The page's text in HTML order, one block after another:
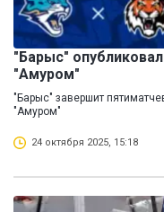
"Барыс"
"Амуром"
"Барыс" завершит
"Амуром"
24 октября 2025, 15:18